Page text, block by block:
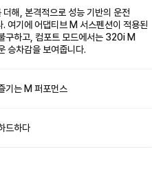
해, 본격적으로 성능 기반의 운전
여기에 어댑티브 M 서스펜션이 적용된
구하고, 컴포트 모드에서는 320i M
승차감을 보여줍니다.
기는 M 퍼포먼스
드하다